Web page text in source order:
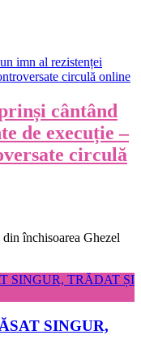
cântând
de execuție –
circulă
închisoarea Ghezel
SINGUR,